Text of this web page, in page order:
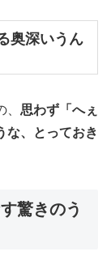
奥深いうん
思わず「へぇ
な、とっておき
驚きのう